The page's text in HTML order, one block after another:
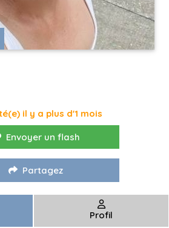
il y a plus d'1 mois
Envoyer un flash
Partagez
Profil